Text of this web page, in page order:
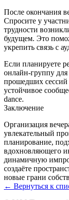
После окончания
Спросите у
трудности
будущем. Это
укрепить связь с
Если планируете
онлайн‑группу
прошедших сессий
устойчивое
dance.
Заключение
Организация
увлекательный
планирование,
вдохновляющего
динамичную
создаёте
новые грани
← Вернуться к